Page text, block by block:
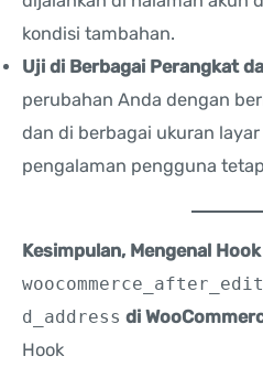
kondisi tambahan.
Uji di Berbagai Perangkat
perubahan Anda dengan
dan di berbagai ukuran
pengalaman pengguna
Kesimpulan, Mengenal Hook
d_address di
Hook